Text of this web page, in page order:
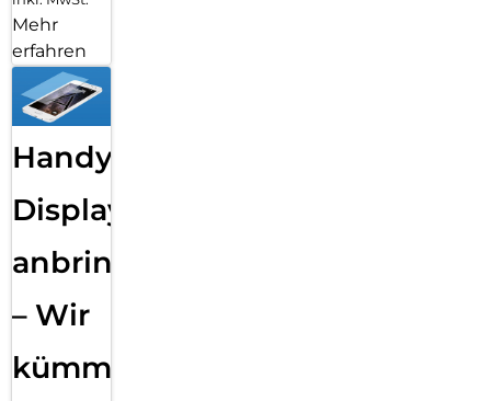
Mehr
erfahren
Handy
Displayfolie
anbringen
– Wir
kümmern